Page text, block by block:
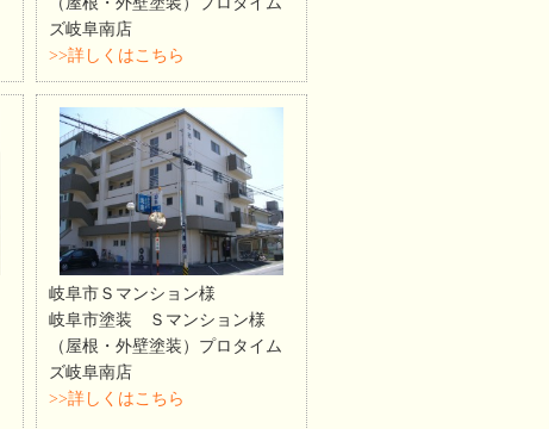
ズ岐阜南店
>>詳しくはこちら
岐阜市Ｓマンション様
岐阜市塗装 Ｓマンション様
（屋根・外壁塗装）プロタイム
ズ岐阜南店
>>詳しくはこちら